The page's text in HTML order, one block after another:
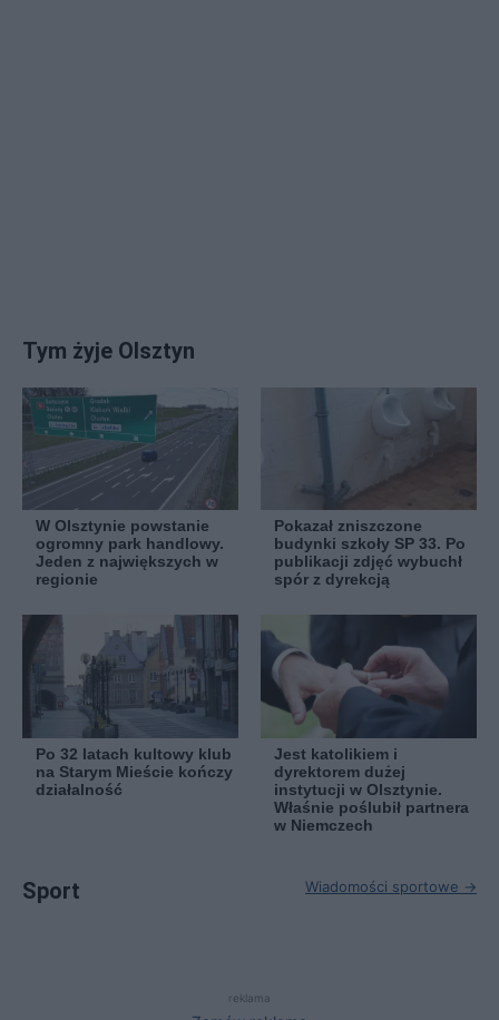
Tym żyje Olsztyn
W Olsztynie powstanie
ogromny park handlowy.
Jeden z największych w
regionie
Pokazał zniszczone
budynki szkoły SP 33. Po
publikacji zdjęć wybuchł
spór z dyrekcją
Po 32 latach kultowy klub
na Starym Mieście kończy
działalność
Jest katolikiem i
dyrektorem dużej
instytucji w Olsztynie.
Właśnie poślubił partnera
w Niemczech
Sport Wiadomości sportowe →
reklama